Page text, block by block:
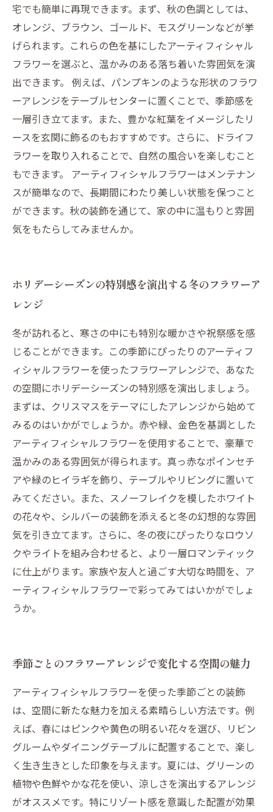
宅でも簡単に再現できます。まず、秋の色調としては、
オレンジ、ブラウン、ゴールド、モスグリーンなどが挙
げられます。これらの色を基にしたアーティフィシャル
フラワーを選ぶと、温かみのある落ち着いた雰囲気を演
出できます。 例えば、パンプキンのような形状のフラワ
ーアレンジをテーブルセンターに置くことで、季節感を
一層引き立てます。また、豊かな紅葉をイメージしたリ
ースを玄関に飾るのもおすすめです。さらに、ドライフ
ラワーを取り入れることで、自然の風合いを楽しむこと
もできます。 アーティフィシャルフラワーはメンテナン
スが簡単なので、長期間にわたり美しい状態を保つこと
ができます。秋の装飾を通じて、家の中に温もりと雰囲
気をもたらしてみませんか。
ホリデーシーズンの特別感を演出する冬のフラワーア
レンジ
冬が訪れると、寒さの中にも特別な暖かさや祝祭感を感
じることができます。この季節にぴったりのアーティフ
ィシャルフラワーを使ったフラワーアレンジで、あなた
の空間にホリデーシーズンの特別感を演出しましょう。
まずは、クリスマスをテーマにしたアレンジから始めて
みるのはいかがでしょうか。赤や緑、金色を基調とした
アーティフィシャルフラワーを使用することで、豪華で
温かみのある雰囲気が得られます。真っ赤なポインセチ
アや緑のヒイラギを飾り、テーブルやリビングに置いて
みてください。また、スノーフレイクを模したホワイト
の花々や、シルバーの装飾を添えると冬の幻想的な雰囲
気を引き立てます。さらに、冬の夜にぴったりなロウソ
クやライトを組み合わせると、より一層ロマンティック
に仕上がります。家族や友人と過ごす大切な時間を、ア
ーティフィシャルフラワーで彩ってみてはいかがでしょ
うか。
季節ごとのフラワーアレンジで変化する空間の魅力
アーティフィシャルフラワーを使った季節ごとの装飾
は、空間に新たな魅力を加える素晴らしい方法です。例
えば、春にはピンクや黄色の明るい花々を選び、リビン
グルームやダイニングテーブルに配置することで、楽し
く生き生きとした印象を与えます。夏には、グリーンの
植物や色鮮やかな花を使い、涼しさを演出するアレンジ
がオススメです。特にリゾート感を意識した配置が効果